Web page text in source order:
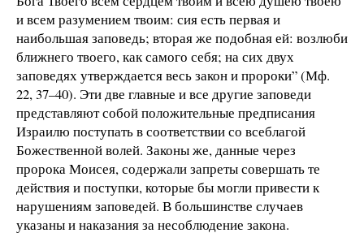
и всем разумением твоим: сия есть первая и
наибольшая заповедь; вторая же подобная ей: возлюби
ближнего твоего, как самого себя; на сих двух
заповедях утверждается весь закон и пророки” (Мф.
22, 37–40). Эти две главные и все другие заповеди
представляют собой положительные предписания
Израилю поступать в соответствии со всеблагой
Божественной волей. Законы же, данные через
пророка Моисея, содержали запреты совершать те
действия и поступки, которые бы могли привести к
нарушениям заповедей. В большинстве случаев
указаны и наказания за несоблюдение закона.